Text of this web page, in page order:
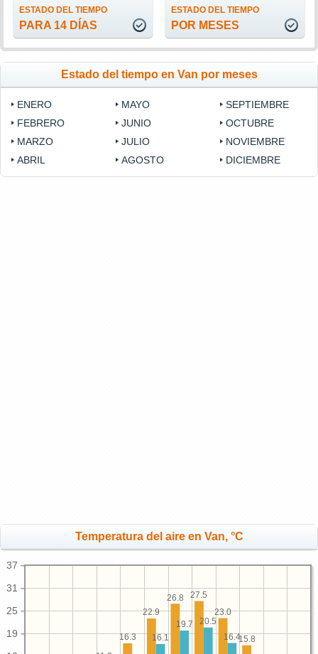
ESTADO DEL TIEMPO
PARA 14 DÍAS
ESTADO DEL TIEMPO
POR MESES
Estado del tiempo en Van por meses
ENERO
FEBRERO
MARZO
ABRIL
MAYO
JUNIO
JULIO
AGOSTO
SEPTIEMBRE
OCTUBRE
NOVIEMBRE
DICIEMBRE
Temperatura del aire en Van, °C
19
25
31
37
15.8
23.0
27.5
26.8
22.9
16.3
16.4
20.5
19.7
16.1